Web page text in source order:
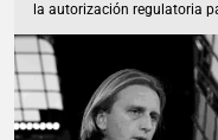
la autorización regulatoria
abril de 2024. Con una
millones y una base de 65
Revolut en México es vista
presencia en América
[…]